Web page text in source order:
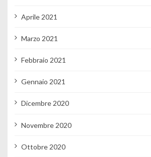
Aprile 2021
Marzo 2021
Febbraio 2021
Gennaio 2021
Dicembre 2020
Novembre 2020
Ottobre 2020